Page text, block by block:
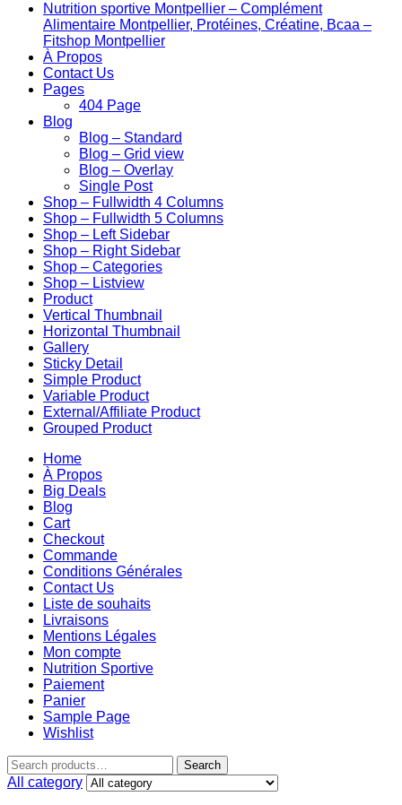
Nutrition sportive Montpellier – Complément
Alimentaire Montpellier, Protéines, Créatine, Bcaa –
Fitshop Montpellier
À Propos
Contact Us
Pages
404 Page
Blog
Blog – Standard
Blog – Grid view
Blog – Overlay
Single Post
Shop – Fullwidth 4 Columns
Shop – Fullwidth 5 Columns
Shop – Left Sidebar
Shop – Right Sidebar
Shop – Categories
Shop – Listview
Product
Vertical Thumbnail
Horizontal Thumbnail
Gallery
Sticky Detail
Simple Product
Variable Product
External/Affiliate Product
Grouped Product
Home
À Propos
Big Deals
Blog
Cart
Checkout
Commande
Conditions Générales
Contact Us
Liste de souhaits
Livraisons
Mentions Légales
Mon compte
Nutrition Sportive
Paiement
Panier
Sample Page
Wishlist
Search
All category